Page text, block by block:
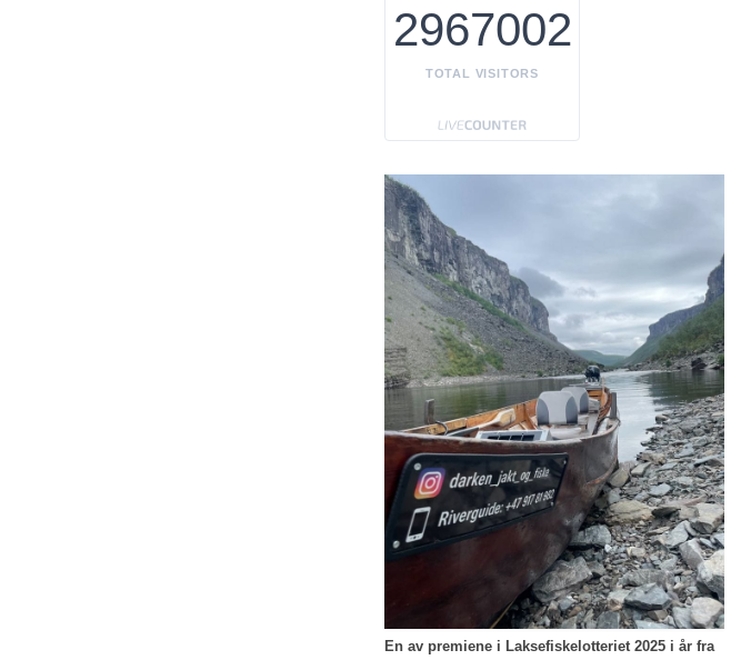
2967002
TOTAL VISITORS
En av premiene i Laksefiskelotteriet 2025 i år fra